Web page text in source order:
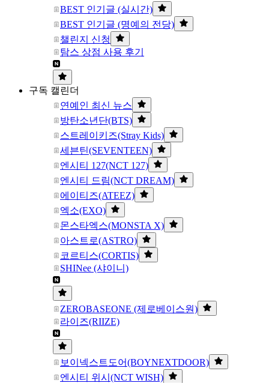
BEST 인기글 (실시간)
BEST 인기글 (명예의 전당)
챌린지 신청
탐스 상점 사용 후기
구독 캘린더
연예인 최신 뉴스
방탄소년단(BTS)
스트레이키즈(Stray Kids)
세븐틴(SEVENTEEN)
엔시티 127(NCT 127)
엔시티 드림(NCT DREAM)
에이티즈(ATEEZ)
엑소(EXO)
몬스타엑스(MONSTA X)
아스트로(ASTRO)
코르티스(CORTIS)
SHINee (샤이니)
ZEROBASEONE (제로베이스원)
라이즈(RIIZE)
보이넥스트도어(BOYNEXTDOOR)
엔시티 위시(NCT WISH)